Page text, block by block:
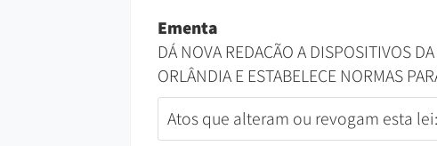
Ementa
DÁ NOVA REDAÇÃO A DISPOSITIVOS
ORLÂNDIA E ESTABELECE NORMAS
Atos que alteram ou revogam esta lei: